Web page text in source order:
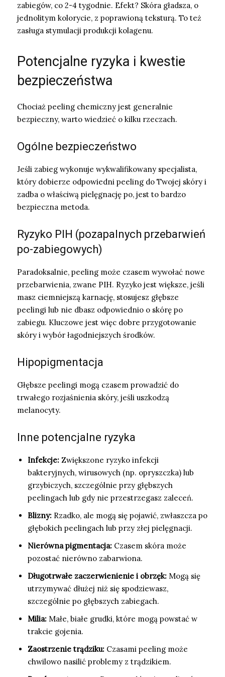
zabiegów, co 2-4 tygodnie. Efekt? Skóra gładsza, o
jednolitym kolorycie, z poprawioną teksturą. To też
zasługa stymulacji produkcji kolagenu.
Potencjalne ryzyka i kwestie
bezpieczeństwa
Chociaż peeling chemiczny jest generalnie
bezpieczny, warto wiedzieć o kilku rzeczach.
Ogólne bezpieczeństwo
Jeśli zabieg wykonuje wykwalifikowany specjalista,
który dobierze odpowiedni peeling do Twojej skóry i
zadba o właściwą pielęgnację po, jest to bardzo
bezpieczna metoda.
Ryzyko PIH (pozapalnych przebarwień
po-zabiegowych)
Paradoksalnie, peeling może czasem wywołać nowe
przebarwienia, zwane PIH. Ryzyko jest większe, jeśli
masz ciemniejszą karnację, stosujesz głębsze
peelingi lub nie dbasz odpowiednio o skórę po
zabiegu. Kluczowe jest więc dobre przygotowanie
skóry i wybór łagodniejszych środków.
Hipopigmentacja
Głębsze peelingi mogą czasem prowadzić do
trwałego rozjaśnienia skóry, jeśli uszkodzą
melanocyty.
Inne potencjalne ryzyka
Infekcje: Zwiększone ryzyko infekcji
bakteryjnych, wirusowych (np. opryszczka) lub
grzybiczych, szczególnie przy głębszych
peelingach lub gdy nie przestrzegasz zaleceń.
Blizny: Rzadko, ale mogą się pojawić, zwłaszcza po
głębokich peelingach lub przy złej pielęgnacji.
Nierówna pigmentacja: Czasem skóra może
pozostać nierówno zabarwiona.
Długotrwałe zaczerwienienie i obrzęk: Mogą się
utrzymywać dłużej niż się spodziewasz,
szczególnie po głębszych zabiegach.
Milia: Małe, białe grudki, które mogą powstać w
trakcie gojenia.
Zaostrzenie trądziku: Czasami peeling może
chwilowo nasilić problemy z trądzikiem.